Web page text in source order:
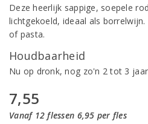
Deze heerlijk sappige, soepele
lichtgekoeld, ideaal als
of pasta.
Houdbaarheid
Nu op dronk, nog zo'n 2 tot 3
7,55
Vanaf 12 flessen 6,95 per fles